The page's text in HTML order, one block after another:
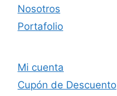
Nosotros
Portafolio
Mi cuenta
Cupón de Descuento